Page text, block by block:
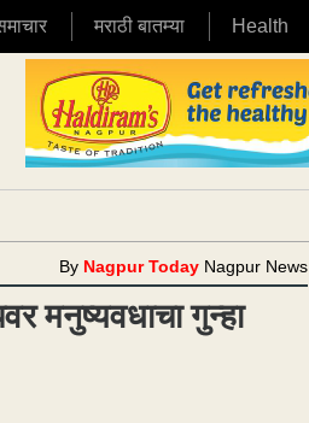
मराठी बातम्या Health
By Nagpur Today Nagpur News
मनुष्यवधाचा गुन्हा